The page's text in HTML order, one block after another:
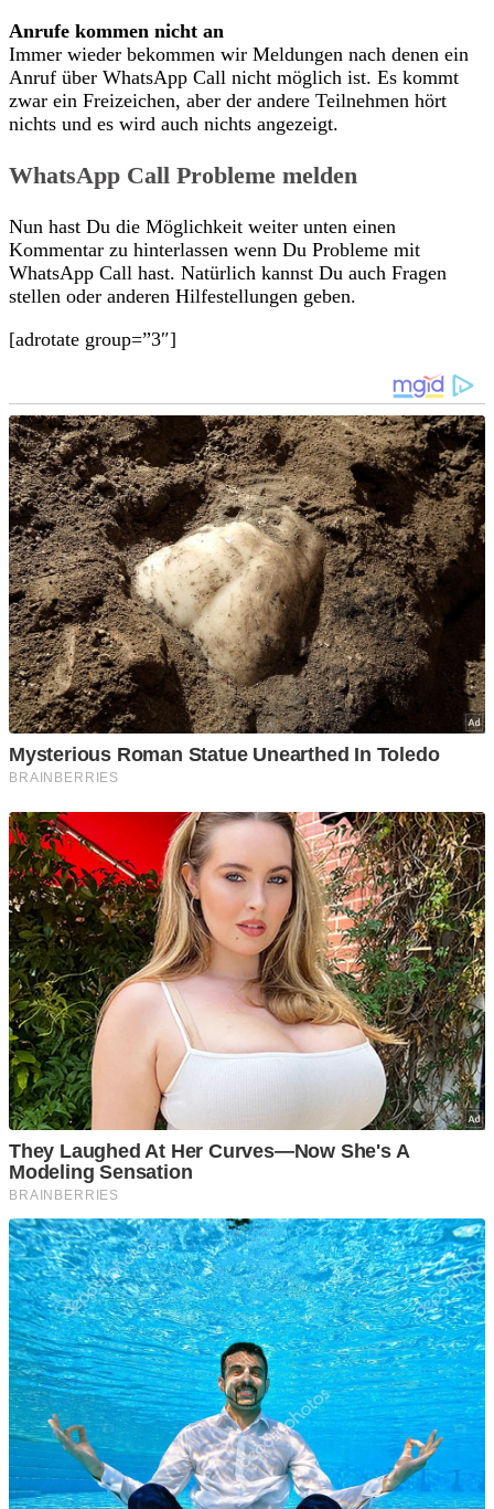
Anrufe kommen nicht an
Immer wieder bekommen wir Meldungen nach denen ein
Anruf über WhatsApp Call nicht möglich ist. Es kommt
zwar ein Freizeichen, aber der andere Teilnehmen hört
nichts und es wird auch nichts angezeigt.
WhatsApp Call Probleme melden
Nun hast Du die Möglichkeit weiter unten einen
Kommentar zu hinterlassen wenn Du Probleme mit
WhatsApp Call hast. Natürlich kannst Du auch Fragen
stellen oder anderen Hilfestellungen geben.
[adrotate group=”3″]